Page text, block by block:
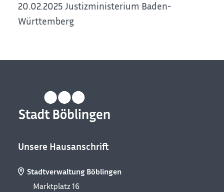
20.02.2025 Justizministerium Baden-
Württemberg
Unsere Hausanschrift
Stadtverwaltung Böblingen
Marktplatz 16